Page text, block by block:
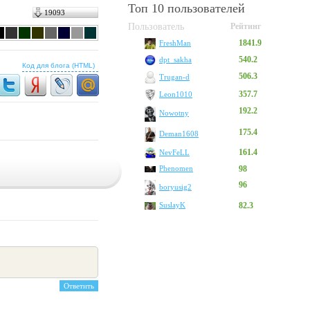
19093
Код для блога (HTML)
Топ 10 пользователей
Пользователь Рейтинг
FreshMan 1841.9
dpt_sakha 540.2
Trugan-d 506.3
Leon1010 357.7
Nowotny 192.2
Deman1608 175.4
NevFeLL 161.4
Phenomen 98
boryusig2 96
SuslayK 82.3